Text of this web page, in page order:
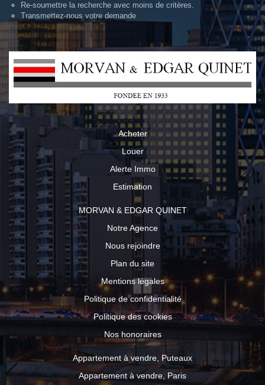
Re-soumettre la recherche avec moins de critères.
Transmettez-nous votre demande
Acheter
Louer
Alerte Immo
Estimation
MORVAN & EDGAR QUINET
Notre Agence
Nous rejoindre
Plan du site
Mentions légales
Politique de confidentialité
Politique des cookies
Nos honoraires
Appartement à vendre, Puteaux
Appartement à vendre, Paris